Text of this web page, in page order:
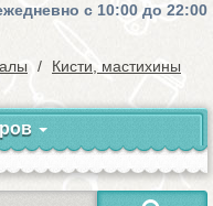
с 10:00 до 22:00
Кисти, мастихины